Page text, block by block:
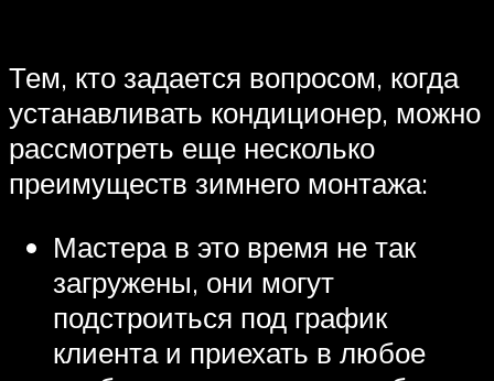
Тем, кто задается вопросом, когда
устанавливать кондиционер, можно
рассмотреть еще несколько
преимуществ зимнего монтажа:
Мастера в это время не так
загружены, они могут
подстроиться под график
клиента и приехать в любое